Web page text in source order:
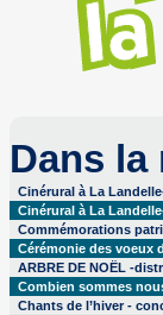
Dans
Cinérural à La
Cinérural à La
Commémorations
Cérémonie des voeux
ARBRE DE NOËL -
Combien sommes
Chants de l’hiver -